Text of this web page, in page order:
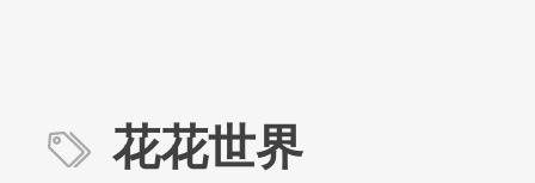
花花世界